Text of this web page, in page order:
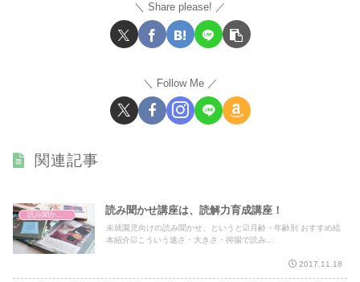
Share please!
Follow Me
関連記事
読み聞かせ講座は、読解力育成講座！
未就園児向けの読み聞かせ、というと☑月齢・年齢別 おすすめ絵
本紹介☑こういう速さ・大きさ・抑揚で読み...
2017.11.18